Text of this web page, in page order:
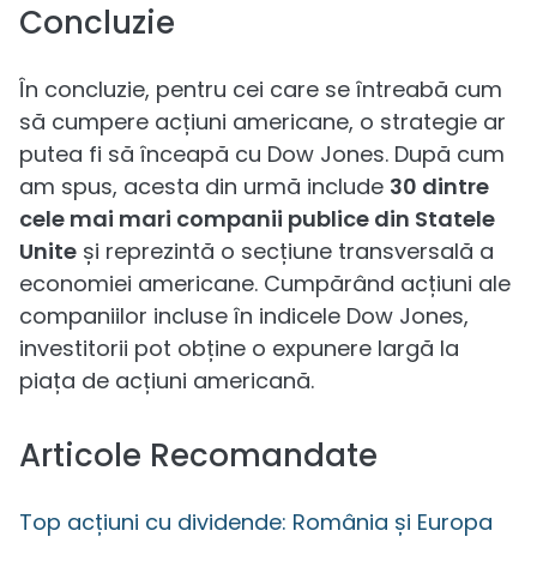
Concluzie
În concluzie, pentru cei care se întreabă cum
să cumpere acțiuni americane, o strategie ar
putea fi să înceapă cu Dow Jones. După cum
am spus, acesta din urmă include 30 dintre
cele mai mari companii publice din Statele
Unite și reprezintă o secțiune transversală a
economiei americane. Cumpărând acțiuni ale
companiilor incluse în indicele Dow Jones,
investitorii pot obține o expunere largă la
piața de acțiuni americană.
Articole Recomandate
Top acțiuni cu dividende: România și Europa